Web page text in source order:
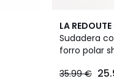
LA
Sudadera
forro polar
35.99 €
5
/
5
2
Colores